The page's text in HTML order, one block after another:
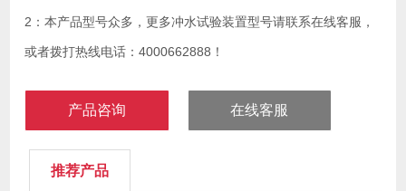
2：本产品型号众多，更多冲水试验装置型号请联系在线客服，
或者拨打热线电话：4000662888！
产品咨询 在线客服
推荐产品